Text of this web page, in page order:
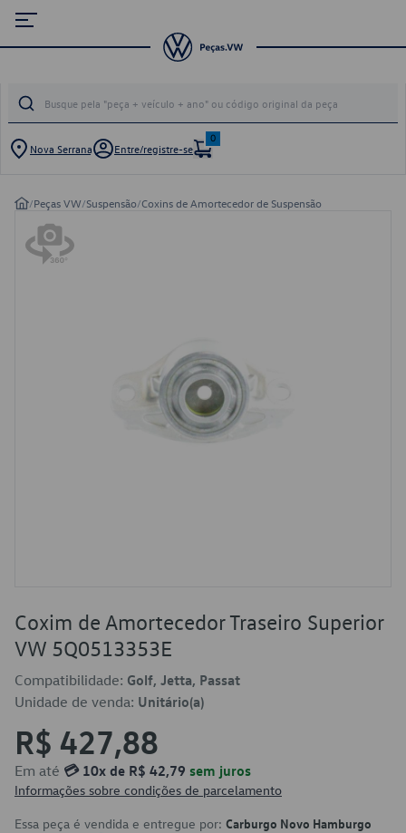
Nova Serrana Entre/registre-se
0
/Peças VW/Suspensão/Coxins de Amortecedor de Suspensão
Coxim de Amortecedor Traseiro Superior
VW 5Q0513353E
Compatibilidade: Golf, Jetta, Passat
Unidade de venda: Unitário(a)
R$ 427,88
Em até 💳 10x de R$ 42,79 sem juros
Informações sobre condições de parcelamento
Essa peça é vendida e entregue por: Carburgo Novo Hamburgo